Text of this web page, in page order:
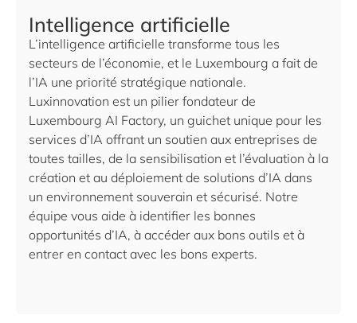
Intelligence artificielle
L’intelligence artificielle transforme tous les
secteurs de l’économie, et le Luxembourg a fait de
l’IA une priorité stratégique nationale.
Luxinnovation est un pilier fondateur de
Luxembourg AI Factory, un guichet unique pour les
services d’IA offrant un soutien aux entreprises de
toutes tailles, de la sensibilisation et l’évaluation à la
création et au déploiement de solutions d’IA dans
un environnement souverain et sécurisé. Notre
équipe vous aide à identifier les bonnes
opportunités d’IA, à accéder aux bons outils et à
entrer en contact avec les bons experts.